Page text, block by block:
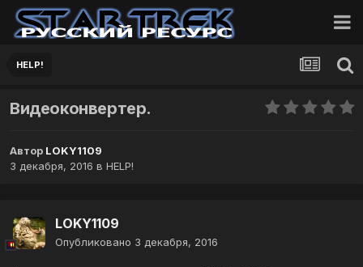
HELP!
Видеоконвертер.
Автор LOKY1109
3 декабря, 2016 в HELP!
LOKY1109
Опубликовано 3 декабря, 2016